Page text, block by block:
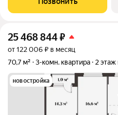
магистралей добраться до центра
25 468 844₽
от 122 006 ₽ в месяц
70,7 м²
3-комн. квартира 2 этаж
новостройка